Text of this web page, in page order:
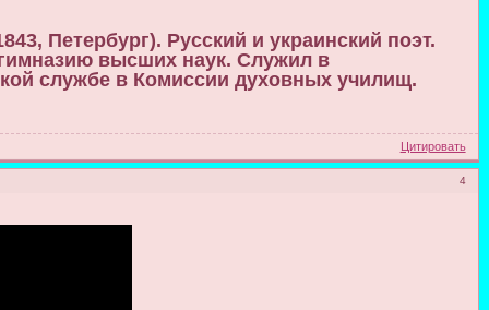
Петербург). Русский и украинский поэт.
высших наук. Служил в
службе в Комиссии духовных училищ.
Цитировать
4